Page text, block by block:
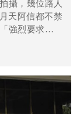
攝，幾位路人
天阿信都不禁
強烈要求」之
這是黑道圍事